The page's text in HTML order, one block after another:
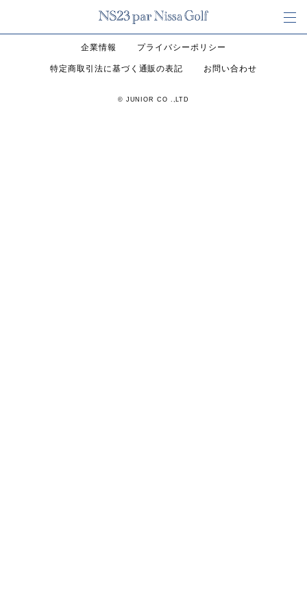
© JUNIOR CO .,LTD
企業情報 プライバシーポリシー
特定商取引法に基づく通販の表記 お問い合わせ